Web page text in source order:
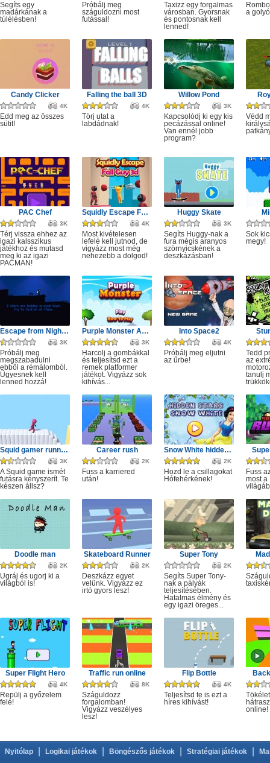
Segíts egy
madárkának a
túlélésben!
Próbálj meg
száguldozni most
futással!
Taxizz egy forgalmas
városban. Gyorsnak
és pontosnak kell
lenned!
a
Candy Clicker
4K
Edd meg az összes
sütit!
Falling the ball 3D
4K
Törj utat a
labdádnak!
Willow Pond
3K
Kapcsolódj ki egy kis
pecázással online!
Van ennél jobb
program?
Védd
PAC Chef
3K
Térj vissza ehhez az
igazi kalsszikus
játékhoz és mutasd
meg ki az igazi
PACMAN!
Squidly Escape Fall Guy 3D
4K
Most kivételesen
lefelé kell jutnod, de
vigyázz most még
nehezebb a dolgod!
Huggy Skate
3K
Segíts Huggy-nak a
fura mégis aranyos
szörnyicskének a
deszkázásban!
Sok
megy!
Escape from Nightmare
3K
Próbálj meg
megszabadulni
ebből a rémálomból.
Ügyesnek kell
lenned hozzá!
Purple Monster Adventure
3K
Harcolj a gombákkal
és teljesítsd ezt a
remek platformer
játékot. Vigyázz sok
kihívás...
Into Space2
4K
Próbálj meg eljutni
az űrbe!
Tedd
az
tanulj
Squid gamer runner obstacle
3K
A Squid game ismét
futásra kényszerít. Te
készen állsz?
Career rush
2K
Fuss a karriered
után!
Snow White hidden stars
2K
Hozd le a csillagokat
Hófehérkének!
Fuss
most a
Doodle man
2K
Ugráj és ugorj ki a
világból is!
Skateboard Runner
2K
Deszkázz egyet
velünk. Vigyázz ez
irtó gyors lesz!
Super Tony
2K
Segíts Super Tony-
nak a pályák
teljesítésében.
Hatalmas élmény és
egy igazi öreges...
Super Flight Hero
4K
Repülj a győzelem
felé!
Traffic run online
8K
Száguldozz
forgalomban!
Vigyázz veszélyes
lesz!
Flip Bottle
4K
Teljesítsd te is ezt a
híres kihívást!
online!
Nyitólap Logikai játékok Böngészős játékok Stratégiai játékok